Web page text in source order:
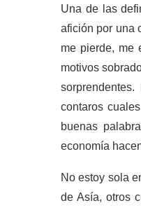
Una de las
afición por una
me pierde, me
motivos
contaros
buenas
economía
No estoy sola
de Asía, otros